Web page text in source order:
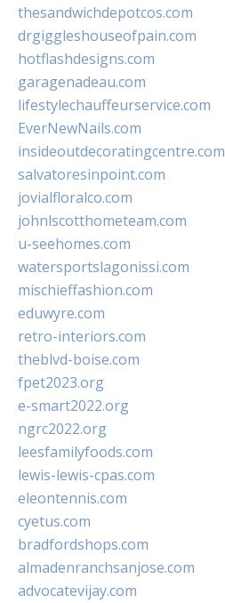
thesandwichdepotcos.com
drgiggleshouseofpain.com
hotflashdesigns.com
garagenadeau.com
lifestylechauffeurservice.com
EverNewNails.com
insideoutdecoratingcentre.com
salvatoresinpoint.com
jovialfloralco.com
johnlscotthometeam.com
u-seehomes.com
watersportslagonissi.com
mischieffashion.com
eduwyre.com
retro-interiors.com
theblvd-boise.com
fpet2023.org
e-smart2022.org
ngrc2022.org
leesfamilyfoods.com
lewis-lewis-cpas.com
eleontennis.com
cyetus.com
bradfordshops.com
almadenranchsanjose.com
advocatevijay.com